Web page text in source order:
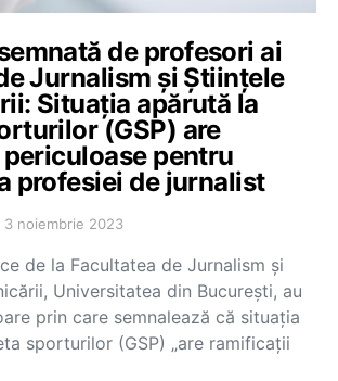
de profesori ai
Jurnalism și Științele
Situația apărută la
(GSP) are
pentru
profesiei de jurnalist
3 noiembrie 2023
de la Facultatea de Jurnalism și
Universitatea din București, au
prin care semnalează că situația
sporturilor (GSP) „are ramificații